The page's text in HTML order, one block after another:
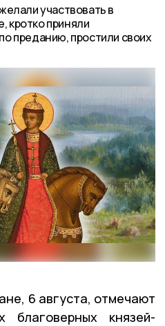
участвовать в
кротко приняли
преданию, простили своих
6 августа, отмечают
благоверных князей-